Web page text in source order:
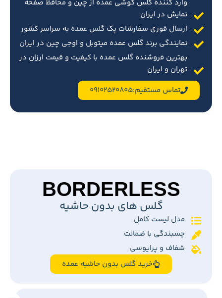
وارد کننده گلس گوشی عمده از چین و محافظ صفحه
نمایش در ایران
ارسال فوری سفارشات پک گلس عمده به سراسر کشور
نمایندگی برند گلس عمده میتوبل و اوجی چین در ایران
بهترین فروشنده گلس عمده با کیفیت و قیمت ارزان در
تهران و ایران
تماس مستقیم:09102520805
BORDERLESS
گلس های بدون حاشیه
مدل لیست کامل
چسبندگی با ضمانت
شفاف و پرایوسی
خرید گلس بدون حاشیه عمده